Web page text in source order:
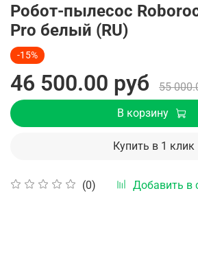
Робот-пылесос
Pro белый (RU)
(0) Добавить в
-15%
46 500.00 руб
55
В корзину
Купить в 1 клик